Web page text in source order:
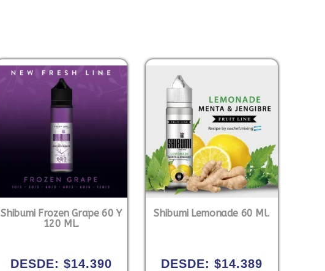
Shibumi Frozen Grape 60 Y
120 ML.
DESDE: $14.390
Shibumi Lemonade 60 Ml.
DESDE: $14.389